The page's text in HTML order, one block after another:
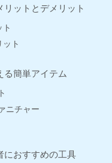
リットとデメリット
ト
ット
る簡単アイテム
ニチャー
におすすめの工具